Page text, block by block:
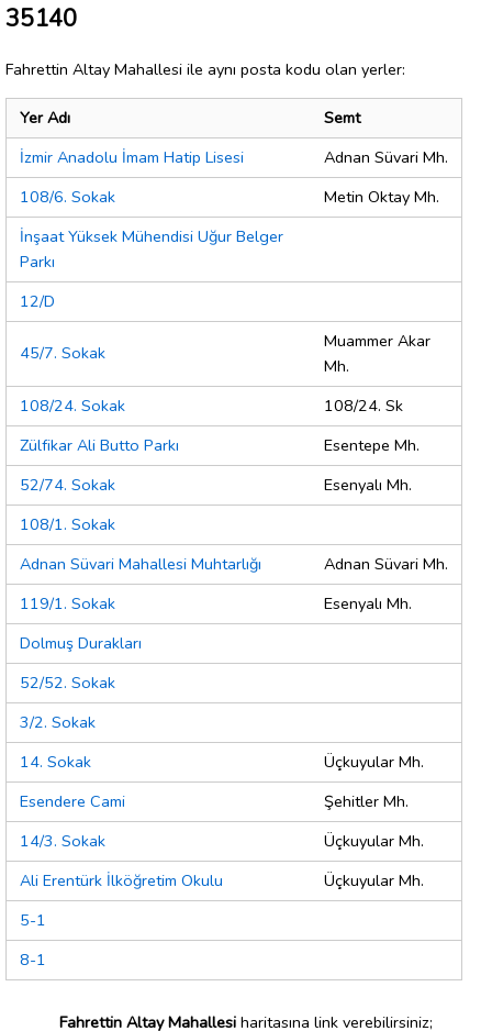
35140
Fahrettin Altay Mahallesi ile aynı posta kodu olan yerler:
Yer Adı
Semt
İzmir Anadolu İmam Hatip Lisesi
Adnan Süvari Mh.
108/6. Sokak
Metin Oktay Mh.
İnşaat Yüksek Mühendisi Uğur Belger
Parkı
12/D
45/7. Sokak
Muammer Akar
Mh.
108/24. Sokak
108/24. Sk
Zülfikar Ali Butto Parkı
Esentepe Mh.
52/74. Sokak
Esenyalı Mh.
108/1. Sokak
Adnan Süvari Mahallesi Muhtarlığı
Adnan Süvari Mh.
119/1. Sokak
Esenyalı Mh.
Dolmuş Durakları
52/52. Sokak
3/2. Sokak
14. Sokak
Üçkuyular Mh.
Esendere Cami
Şehitler Mh.
14/3. Sokak
Üçkuyular Mh.
Ali Erentürk İlköğretim Okulu
Üçkuyular Mh.
5-1
8-1
Fahrettin Altay Mahallesi haritasına link verebilirsiniz;